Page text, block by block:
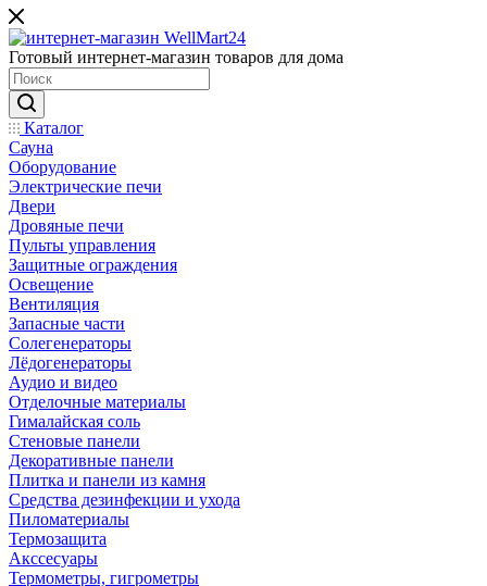
Готовый интернет-магазин товаров для дома
Каталог
Сауна
Оборудование
Электрические печи
Двери
Дровяные печи
Пульты управления
Защитные ограждения
Освещение
Вентиляция
Запасные части
Солегенераторы
Лёдогенераторы
Аудио и видео
Отделочные материалы
Гималайская соль
Стеновые панели
Декоративные панели
Плитка и панели из камня
Средства дезинфекции и ухода
Пиломатериалы
Термозащита
Аксcесуары
Термометры, гигрометры